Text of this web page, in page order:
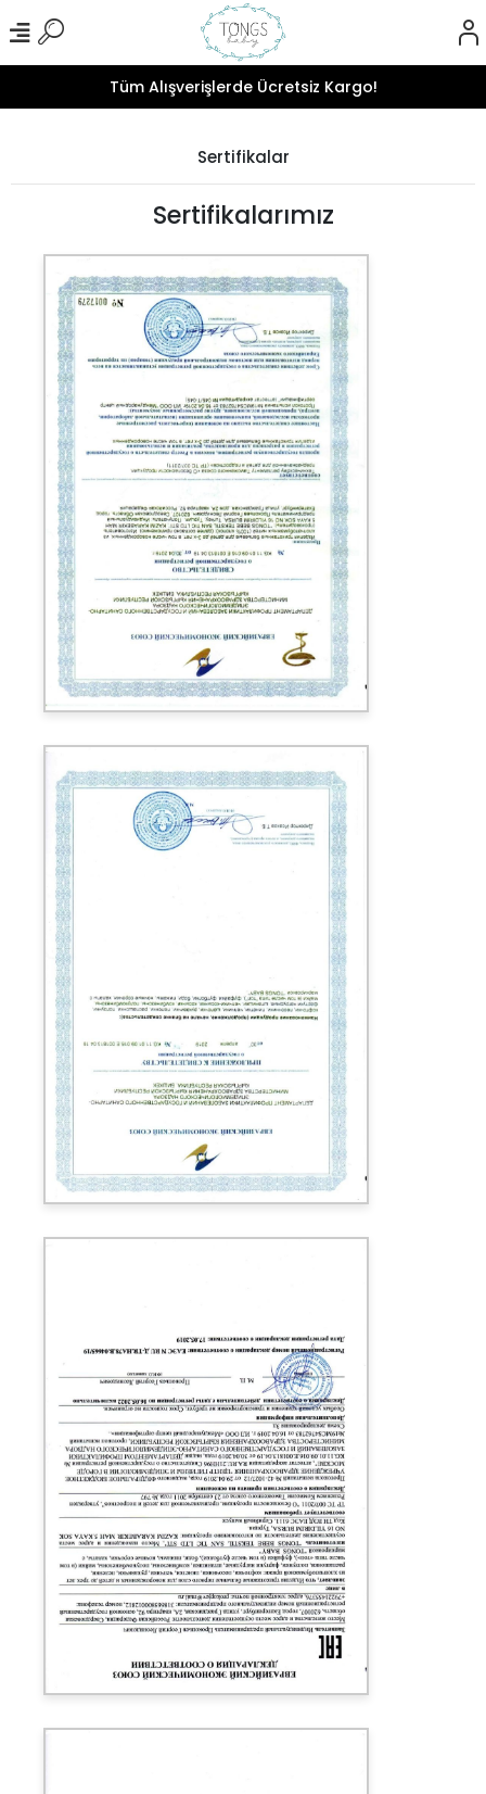
Tüm Alışverişlerde Ücretsiz Kargo!
Sertifikalar
Sertifikalarımız